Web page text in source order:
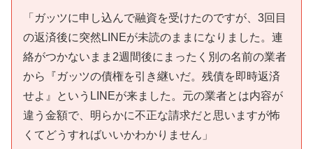
「ガッツに申し込んで融資を受けたのですが、3回目
の返済後に突然LINEが未読のままになりました。連
絡がつかないまま2週間後にまったく別の名前の業者
から『ガッツの債権を引き継いだ。残債を即時返済
せよ』というLINEが来ました。元の業者とは内容が
違う金額で、明らかに不正な請求だと思いますが怖
くてどうすればいいかわかりません」